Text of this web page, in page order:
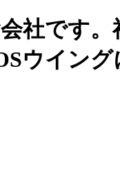
社です
ウイン